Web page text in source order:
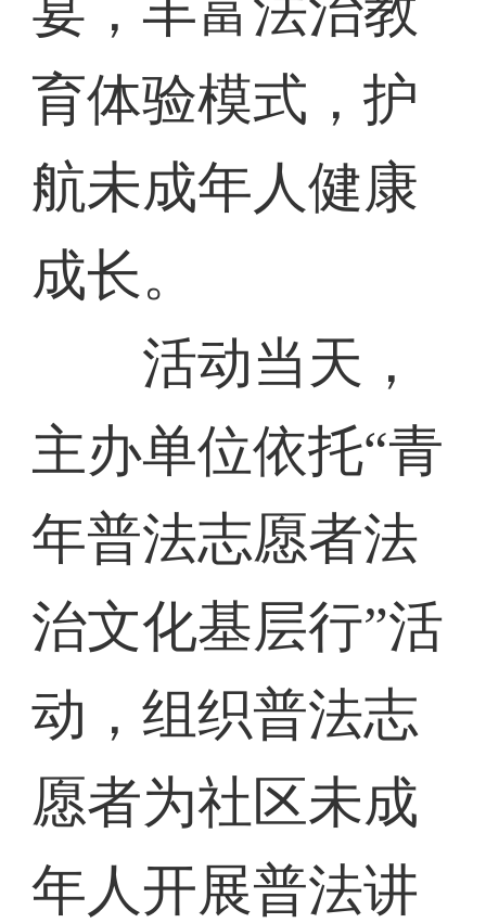
育体验模式，护
航未成年人健康
成长。
活动当天，
主办单位依托“青
年普法志愿者法
治文化基层行”活
动，组织普法志
愿者为社区未成
年人开展普法讲